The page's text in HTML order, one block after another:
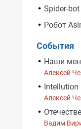
Spider-bot
Робот
События
Наши
Алексей
Intellution
Алексей
Вадим